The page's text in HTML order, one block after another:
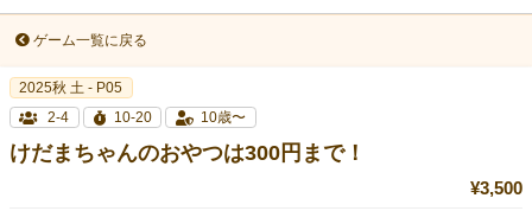
ゲーム一覧に戻る
2025秋 土 - P05
2-4
10-20 10歳〜
けだまちゃんのおやつは300円まで！
¥3,500